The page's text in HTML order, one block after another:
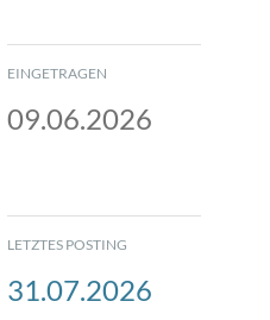
EINGETRAGEN
09.06.2026
LETZTES POSTING
31.07.2026